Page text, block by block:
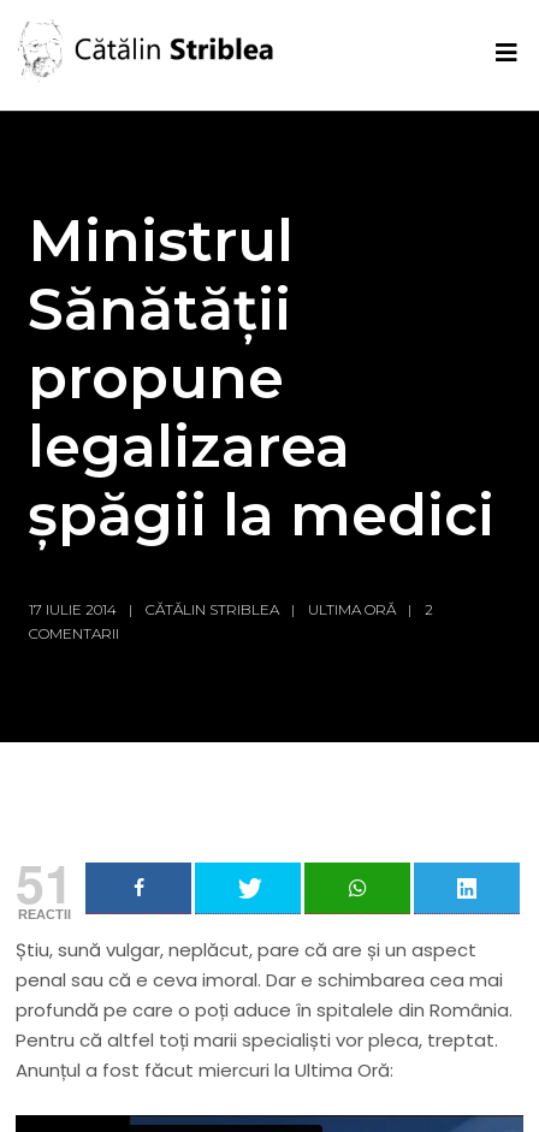
Ministrul
Sănătății
propune
legalizarea
șpăgii la medici
17 IULIE 2014 CĂTĂLIN STRIBLEA ULTIMA ORĂ
2
COMENTARII
51
REACTII
Știu, sună vulgar, neplăcut, pare că are și un aspect
penal sau că e ceva imoral. Dar e schimbarea cea mai
profundă pe care o poți aduce în spitalele din România.
Pentru că altfel toți marii specialiști vor pleca, treptat.
Anunțul a fost făcut miercuri la Ultima Oră: